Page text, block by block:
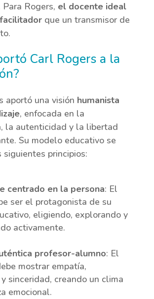
Rogers, el docente ideal
que un transmisor de
Carl Rogers a la
aportó una visión humanista
, enfocada en la
la autenticidad y la libertad
Su modelo educativo se
siguientes principios:
centrado en la persona: El
ser el protagonista de su
eligiendo, explorando y
activamente.
profesor-alumno: El
mostrar empatía,
sinceridad, creando un clima
emocional.